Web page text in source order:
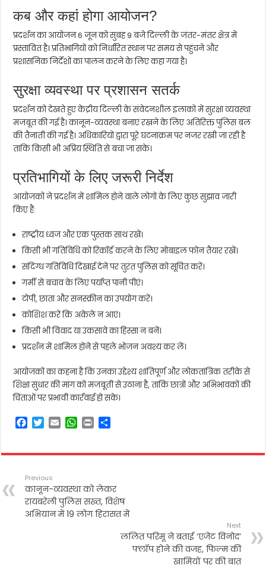
कब और कहां होगा आयोजन?
प्रदर्शन का आयोजन 6 जून को सुबह 9 बजे दिल्ली के जंतर-मंतर क्षेत्र में
प्रस्तावित है। प्रतिभागियों को निर्धारित स्थान पर समय से पहुंचने और
प्रशासनिक निर्देशों का पालन करने के लिए कहा गया है।
सुरक्षा व्यवस्था पर प्रशासन सतर्क
प्रदर्शन को देखते हुए केंद्रीय दिल्ली के संवेदनशील इलाकों में सुरक्षा व्यवस्था
मजबूत की गई है। कानून-व्यवस्था बनाए रखने के लिए अतिरिक्त पुलिस बल
की तैनाती की गई है। अधिकारियों द्वारा पूरे घटनाक्रम पर नजर रखी जा रही है
ताकि किसी भी अप्रिय स्थिति से बचा जा सके।
प्रतिभागियों के लिए जरूरी निर्देश
आयोजकों ने प्रदर्शन में शामिल होने वाले लोगों के लिए कुछ सुझाव जारी
किए हैं:
राष्ट्रीय ध्वज और एक पुस्तक साथ रखें।
किसी भी गतिविधि को रिकॉर्ड करने के लिए मोबाइल फोन तैयार रखें।
संदिग्ध गतिविधि दिखाई देने पर तुरंत पुलिस को सूचित करें।
गर्मी से बचाव के लिए पर्याप्त पानी पीएं।
टोपी, छाता और सनस्क्रीन का उपयोग करें।
कोशिश करें कि अकेले न आएं।
किसी भी विवाद या उकसावे का हिस्सा न बनें।
प्रदर्शन में शामिल होने से पहले भोजन अवश्य कर लें।
आयोजकों का कहना है कि उनका उद्देश्य शांतिपूर्ण और लोकतांत्रिक तरीके से
शिक्षा सुधार की मांग को मजबूती से उठाना है, ताकि छात्रों और अभिभावकों की
चिंताओं पर प्रभावी कार्रवाई हो सके।
F
e
o
o
k
T
t
e
r
E
i
W
t
p
p
P
n
r
Previous
कानून-व्यवस्था को लेकर
रायबरेली पुलिस सख्त, विशेष
अभियान में 19 लोग हिरासत में
Next
ललित परिमू ने बताई ‘एजेंट विनोद’
फ्लॉप होने की वजह, फिल्म की
खामियों पर की बात